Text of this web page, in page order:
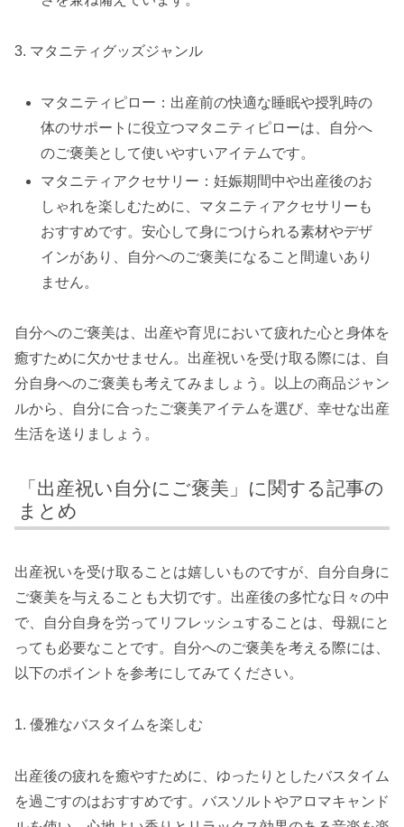
3. マタニティグッズジャンル
マタニティピロー：出産前の快適な睡眠や授乳時の
体のサポートに役立つマタニティピローは、自分へ
のご褒美として使いやすいアイテムです。
マタニティアクセサリー：妊娠期間中や出産後のお
しゃれを楽しむために、マタニティアクセサリーも
おすすめです。安心して身につけられる素材やデザ
インがあり、自分へのご褒美になること間違いあり
ません。
自分へのご褒美は、出産や育児において疲れた心と身体を
癒すために欠かせません。出産祝いを受け取る際には、自
分自身へのご褒美も考えてみましょう。以上の商品ジャン
ルから、自分に合ったご褒美アイテムを選び、幸せな出産
生活を送りましょう。
「出産祝い自分にご褒美」に関する記事の
まとめ
出産祝いを受け取ることは嬉しいものですが、自分自身に
ご褒美を与えることも大切です。出産後の多忙な日々の中
で、自分自身を労ってリフレッシュすることは、母親にと
っても必要なことです。自分へのご褒美を考える際には、
以下のポイントを参考にしてみてください。
1. 優雅なバスタイムを楽しむ
出産後の疲れを癒やすために、ゆったりとしたバスタイム
を過ごすのはおすすめです。バスソルトやアロマキャンド